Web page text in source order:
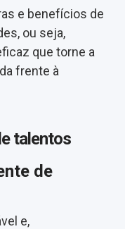
e benefícios de
ou seja,
que torne a
frente à
talentos
de
e,